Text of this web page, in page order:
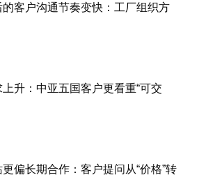
客户沟通节奏变快：工厂组织方
升：中亚五国客户更看重“可交
偏长期合作：客户提问从“价格”转